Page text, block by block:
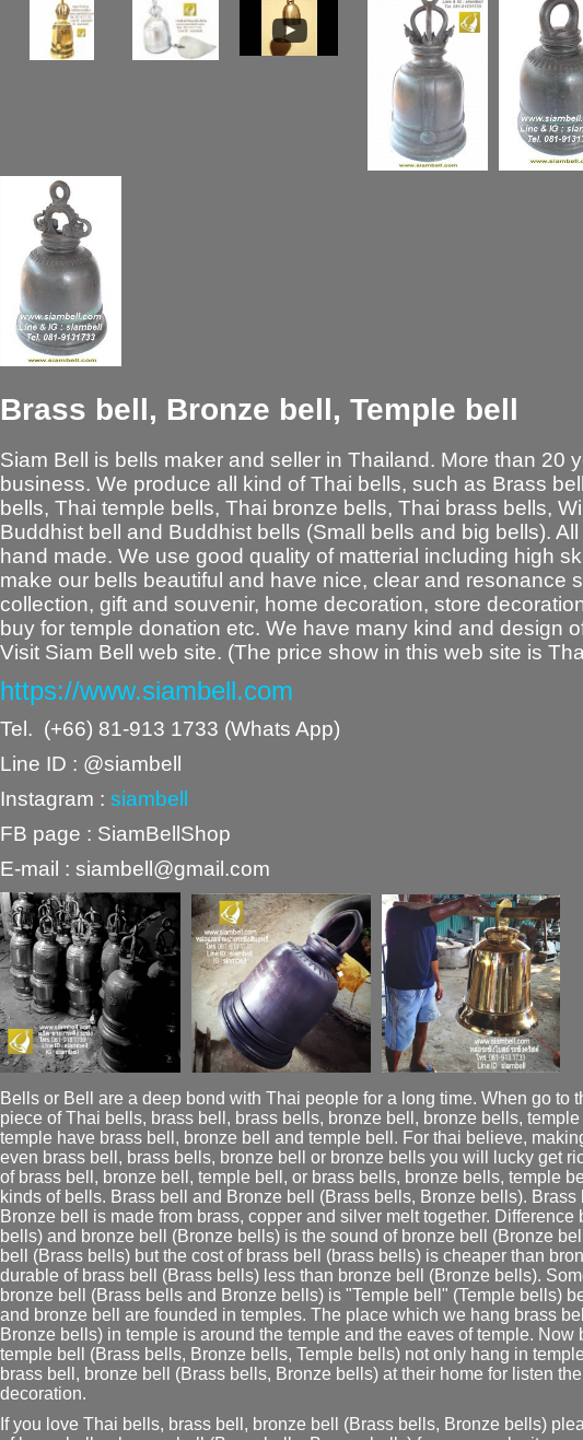
Brass bell, Bronze bell, Temple bell
Siam Bell is bells maker and seller in Thailand. More than 20
business. We produce all kind of Thai bells, such as Brass
bells,Thai temple bells,Thai bronze bells,Thai brass bells,
Buddhist bell and Buddhist bells (Small bells and big bells).
hand made. We use good quality of matterial including high
make our bells beautiful and have nice, clear and resonance
collection, gift and souvenir, home decoration, store
buy for temple donation etc. We have many kind and design
Visit Siam Bell web site. (The price show in this web site is
https://www.siambell.com
Tel. (+66) 81-913 1733 (Whats App)
Line ID : @siambell
Instagram :siambell
FB page : SiamBellShop
E-mail : siambell@gmail.com
Bells or Bell are a deep bond with Thai people for a long time. When go to
piece ofThai bells, brass bell , brass bells, bronze bell , bronze bells,temple
temple have brass bell , bronze bell andtemple bell . For thai believe,
even brass bell , brass bells, bronze bell or bronze bells you will lucky get
of brass bell , bronze bell ,temple bell , or brass bells, bronze bells,temple
kinds of bells. Brass bell and Bronze bell (Brass bells, Bronze bells). Brass
Bronze bell
is made from brass, copper and silver melt together. Difference
bells) and bronze bell (Bronze bells) is the sound ofbronze bell (Bronze
bell
(Brass bells) but the cost of brass bell (brass bells) is cheaper than
durable of brass bell (Brass bells) less than bronze bell (Bronze bells).
bronze bell
(Brass bells and Bronze bells) is "Temple bell" (Temple bells)
and bronze bell are founded in temples. The place which we hang brass bell
Bronze bells) in temple is around the temple and the eaves of temple. Now
temple bell
(Brass bells, Bronze bells, Temple bells) not only hang in
brass bell , bronze bell
(Brass bells, Bronze bells) at their home for listen
decoration.
If you loveThai bells, brass bell , bronze bell
(Brass bells, Bronze bells)